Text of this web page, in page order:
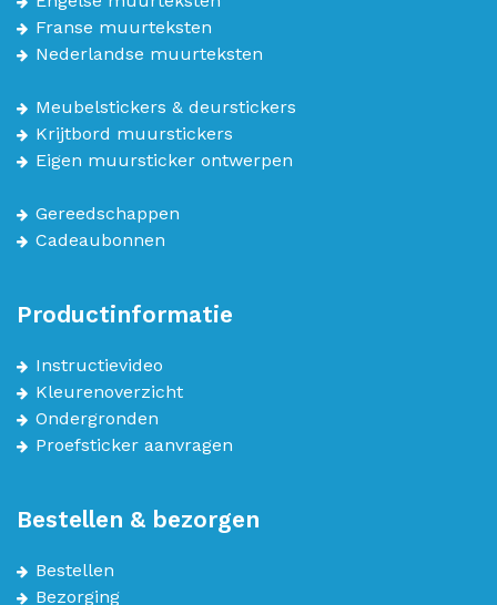
Franse muurteksten
Nederlandse muurteksten
Meubelstickers & deurstickers
Krijtbord muurstickers
Eigen muursticker ontwerpen
Gereedschappen
Cadeaubonnen
Productinformatie
Instructievideo
Kleurenoverzicht
Ondergronden
Proefsticker aanvragen
Bestellen & bezorgen
Bestellen
Bezorging